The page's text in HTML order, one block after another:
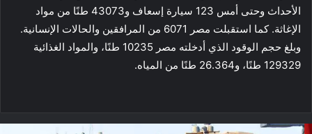
الأحداث وحتى أمس 123 سيارة إسعاف و43073 طنًا من مواد
الإغاثة. كما استقبلت مصر 6071 من المرافقين والحالات الإنسانية.
وبلغ حجم الوقود الذي أدخلته مصر 10235 طنًا، والمواد الغذائية
129329 طنًا، و26.364 طنًا من المياه.